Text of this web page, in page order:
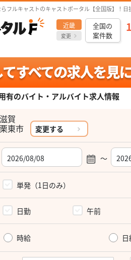
フルキャストのキャストポータル【全国版】！
近畿
変更
全国の
案件数
有のバイト・アルバイト求人情報
滋賀
栗東市 変更する
～
単発（1日のみ）
日勤 午前
時給